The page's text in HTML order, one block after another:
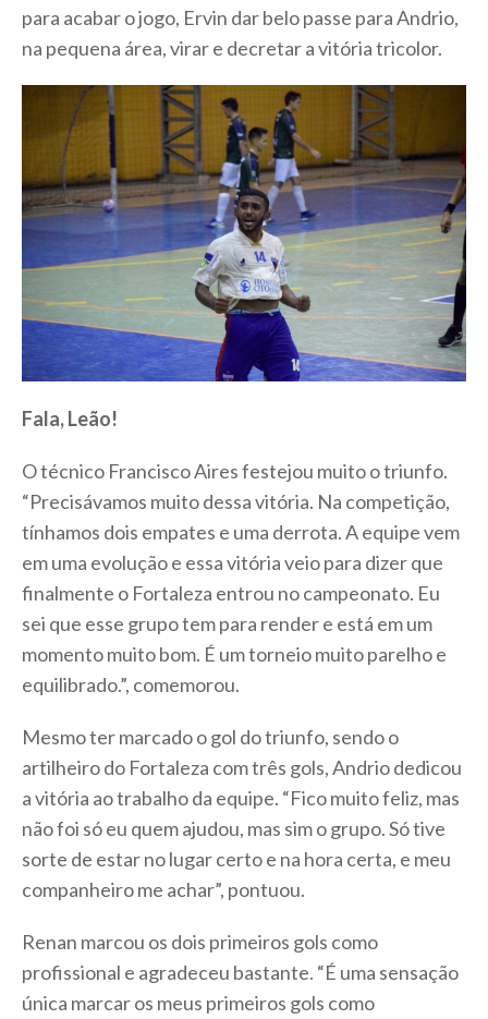
para acabar o jogo, Ervin dar belo passe para Andrio,
na pequena área, virar e decretar a vitória tricolor.
Fala, Leão!
O técnico Francisco Aires festejou muito o triunfo.
“Precisávamos muito dessa vitória. Na competição,
tínhamos dois empates e uma derrota. A equipe vem
em uma evolução e essa vitória veio para dizer que
finalmente o Fortaleza entrou no campeonato. Eu
sei que esse grupo tem para render e está em um
momento muito bom. É um torneio muito parelho e
equilibrado.”, comemorou.
Mesmo ter marcado o gol do triunfo, sendo o
artilheiro do Fortaleza com três gols, Andrio dedicou
a vitória ao trabalho da equipe. “Fico muito feliz, mas
não foi só eu quem ajudou, mas sim o grupo. Só tive
sorte de estar no lugar certo e na hora certa, e meu
companheiro me achar”, pontuou.
Renan marcou os dois primeiros gols como
profissional e agradeceu bastante. “É uma sensação
única marcar os meus primeiros gols como